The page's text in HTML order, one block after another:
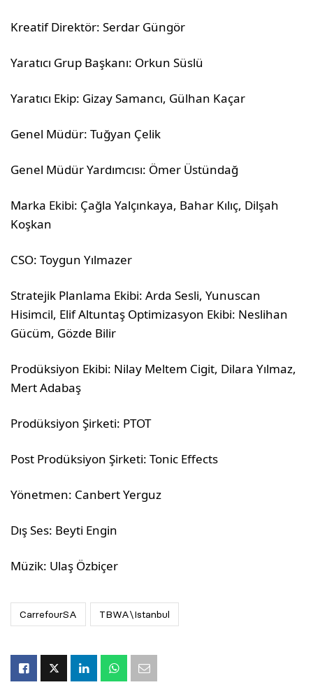
Kreatif Direktör: Serdar Güngör
Yaratıcı Grup Başkanı: Orkun Süslü
Yaratıcı Ekip: Gizay Samancı, Gülhan Kaçar
Genel Müdür: Tuğyan Çelik
Genel Müdür Yardımcısı: Ömer Üstündağ
Marka Ekibi: Çağla Yalçınkaya, Bahar Kılıç, Dilşah
Koşkan
CSO: Toygun Yılmazer
Stratejik Planlama Ekibi: Arda Sesli, Yunuscan
Hisimcil, Elif Altuntaş Optimizasyon Ekibi: Neslihan
Gücüm, Gözde Bilir
Prodüksiyon Ekibi: Nilay Meltem Cigit, Dilara Yılmaz,
Mert Adabaş
Prodüksiyon Şirketi: PTOT
Post Prodüksiyon Şirketi: Tonic Effects
Yönetmen: Canbert Yerguz
Dış Ses: Beyti Engin
Müzik: Ulaş Özbiçer
CarrefourSA TBWA\Istanbul